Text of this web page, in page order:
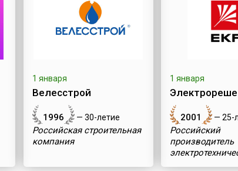
1 января
Велесстрой
1996 — 30-летие
Российская строительная
компания
1 января
2001 — 25-
Российский
производитель